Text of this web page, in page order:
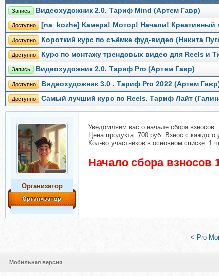
Запись Видеохудожник 2.0. Тариф Mind (Артем Гавр)
Доступно [na_kozhe] Камера! Мотор! Начали! Креативный
Доступно Короткий курс по съёмке фуд-видео (Никита
Доступно Курс по монтажу трендовых видео для Reels и
Запись Видеохудожник 2.0. Тариф Pro (Артем Гавр)
Доступно Видеохудожник 3.0 . Тариф Pro 2022 (Артем
Доступно Самый лучший курс по Reels. Тариф Лайт
Организатор
Уведомляем вас о начале сбора взносов.
Цена продукта: 700 руб. Взнос с каждого
Кол-во участников в основном списке: 1
Начало сбора взносов
< Pro-
Мобильная версия